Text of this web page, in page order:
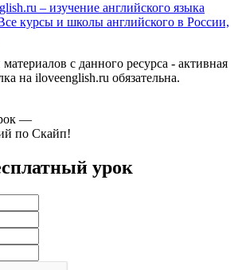
– изучение английского языка
курсы и школы английского в России,
с данного ресурса - активная
на iloveenglish.ru обязательна.
—
по Скайп!
урок